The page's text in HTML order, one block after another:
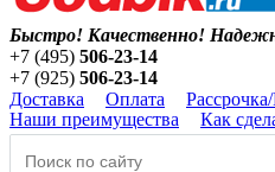
Быстро! Качественно!
+7 (495) 506-23-14
+7 (925) 506-23-14
Доставка
Оплата
Наши преимущества
Как